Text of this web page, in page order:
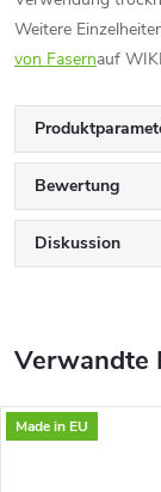
Weitere
von Fasernauf
Bewertung
Diskussion
Verwandte
Made in EU